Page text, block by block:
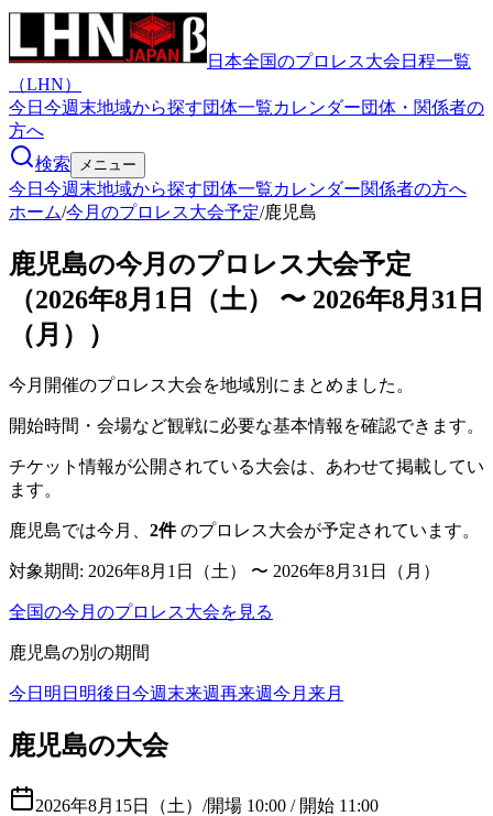
日本全国のプロレス大会日程一覧
（LHN）
今日 今週末地域から探す団体一覧カレンダー団体・関係者の
方へ
検索
メニュー
今日 今週末地域から探す団体一覧カレンダー関係者の方へ
ホーム/今月のプロレス大会予定/鹿児島
鹿児島の今月のプロレス大会予定
（2026年8月1日（土） 〜 2026年8月31日
（月））
今月開催のプロレス大会を地域別にまとめました。
開始時間・会場など観戦に必要な基本情報を確認できます。
チケット情報が公開されている大会は、あわせて掲載してい
ます。
鹿児島では今月、 2件のプロレス大会が予定されています。
対象期間: 2026年8月1日（土） 〜 2026年8月31日（月）
全国の今月のプロレス大会を見る
鹿児島の別の期間
今日 明日 明後日 今週末来週再来週今月 来月
鹿児島の大会
2026年8月15日（土） /開場 10:00 / 開始 11:00